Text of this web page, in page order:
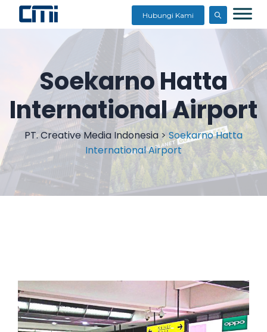
Hubungi Kami
Soekarno Hatta
International Airport
PT. Creative Media Indonesia>Soekarno Hatta
International Airport